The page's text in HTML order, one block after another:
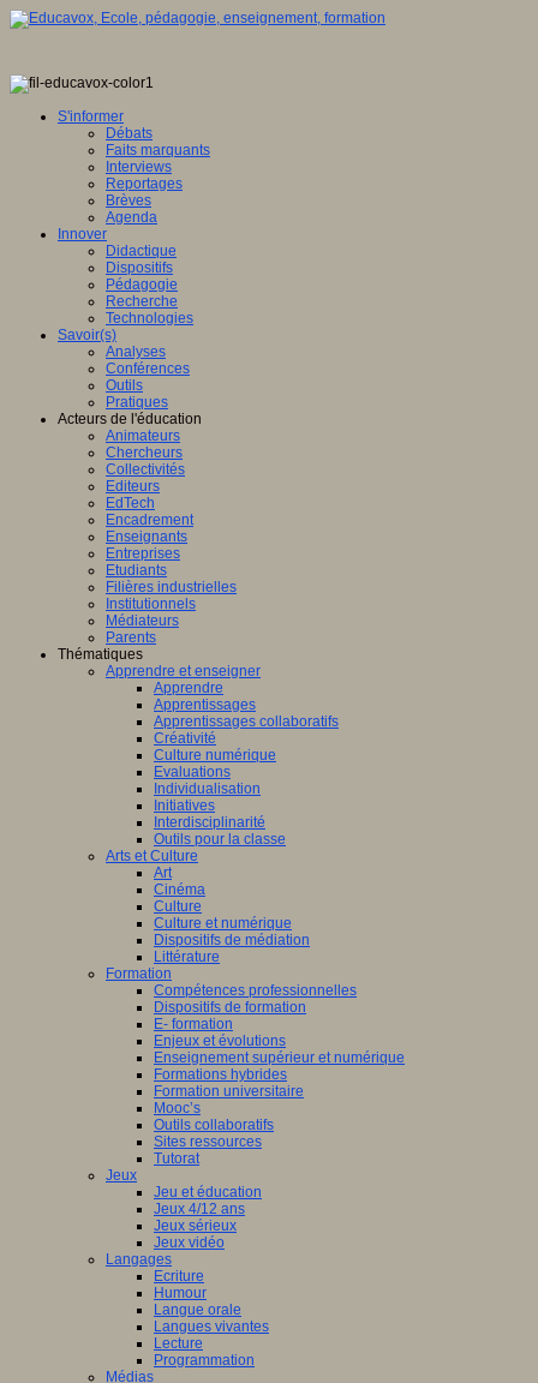
S'informer
Débats
Faits marquants
Interviews
Reportages
Brèves
Agenda
Innover
Didactique
Dispositifs
Pédagogie
Recherche
Technologies
Savoir(s)
Analyses
Conférences
Outils
Pratiques
Acteurs de l'éducation
Animateurs
Chercheurs
Collectivités
Editeurs
EdTech
Encadrement
Enseignants
Entreprises
Etudiants
Filières industrielles
Institutionnels
Médiateurs
Parents
Thématiques
Apprendre et enseigner
Apprendre
Apprentissages
Apprentissages collaboratifs
Créativité
Culture numérique
Evaluations
Individualisation
Initiatives
Interdisciplinarité
Outils pour la classe
Arts et Culture
Art
Cinéma
Culture
Culture et numérique
Dispositifs de médiation
Littérature
Formation
Compétences professionnelles
Dispositifs de formation
E- formation
Enjeux et évolutions
Enseignement supérieur et numérique
Formations hybrides
Formation universitaire
Mooc’s
Outils collaboratifs
Sites ressources
Tutorat
Jeux
Jeu et éducation
Jeux 4/12 ans
Jeux sérieux
Jeux vidéo
Langages
Ecriture
Humour
Langue orale
Langues vivantes
Lecture
Programmation
Médias